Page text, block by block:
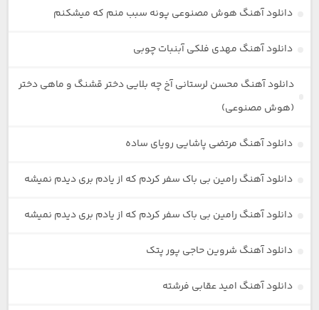
دانلود آهنگ هوش مصنوعی پونه سبب منم که میشکنم
دانلود آهنگ مهدی فلکی آبنبات چوبی
دانلود آهنگ محسن لرستانی آخ چه بلایی دختر قشنگ و ماهی دختر
(هوش مصنوعی)
دانلود آهنگ مرتضی پاشایی رویای ساده
دانلود آهنگ رامین بی باک سفر کردم که از یادم بری دیدم نمیشه
دانلود آهنگ رامین بی باک سفر کردم که از یادم بری دیدم نمیشه
دانلود آهنگ شروین حاجی پور پتک
دانلود آهنگ امید عقابی فرشته